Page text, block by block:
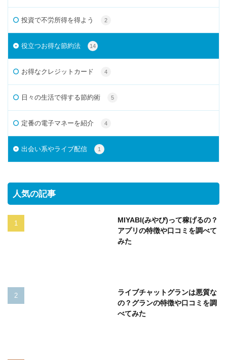
投資で不労所得を得よう 2
役立つお得な節約法 14
お得なクレジットカード 4
日々の生活で得する節約術 5
定番の電子マネーを紹介 4
出会い系やライブ配信 1
人気の記事
MIYABI(みやび)って稼げるの？
アプリの特徴や口コミを調べて
みた
ライブチャットグランは悪質な
の？グランの特徴や口コミを調
べてみた